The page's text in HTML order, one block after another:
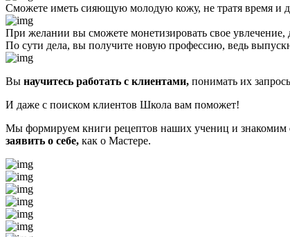
Сможете иметь сияющую молодую кожу, не тратя время и
При желании вы сможете монетизировать свое увлечение,
По сути дела, вы получите новую профессию, ведь
Вы научитесь работать с клиентами, понимать их
И даже с поиском клиентов Школа вам поможет!
Мы формируем книги рецептов наших учениц и знакомим
заявить о себе, как о Мастере.